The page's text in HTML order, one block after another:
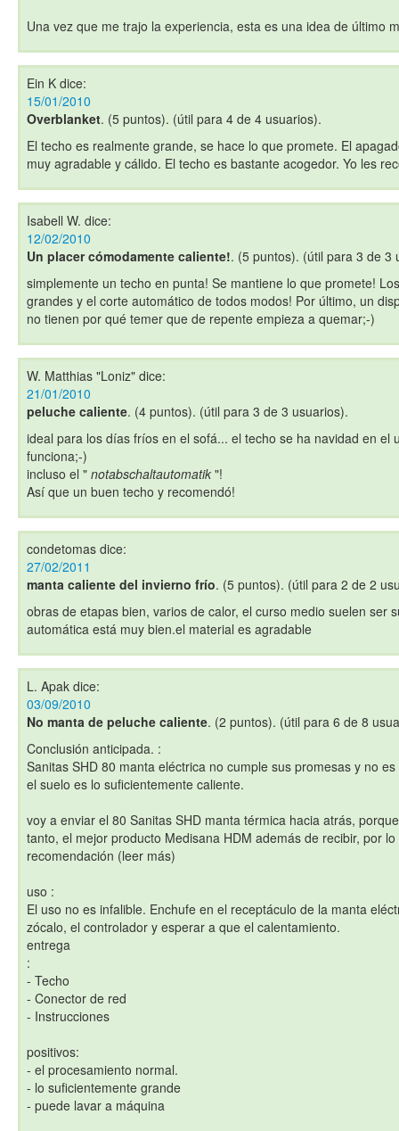
Una vez que me trajo la experiencia, esta es una idea de último
Ein K dice:
15/01/2010
Overblanket. (5 puntos). (útil para 4 de 4 usuarios).
El techo es realmente grande, se hace lo que promete. El
muy agradable y cálido. El techo es bastante acogedor. Yo les
Isabell W. dice:
12/02/2010
Un placer cómodamente caliente!. (5 puntos). (útil para 3 de 3
simplemente un techo en punta! Se mantiene lo que promete!
grandes y el corte automático de todos modos! Por último, un
no tienen por qué temer que de repente empieza a quemar;-)
W. Matthias "Loniz" dice:
21/01/2010
peluche caliente. (4 puntos). (útil para 3 de 3 usuarios).
ideal para los días fríos en el sofá... el techo se ha navidad en el
funciona;-)
incluso el " notabschaltautomatik "!
Así que un buen techo y recomendó!
condetomas dice:
27/02/2011
manta caliente del invierno frío. (5 puntos). (útil para 2 de 2
obras de etapas bien, varios de calor, el curso medio suelen ser
automática está muy bien.el material es agradable
L. Apak dice:
03/09/2010
No manta de peluche caliente. (2 puntos). (útil para 6 de 8
Conclusión anticipada. :
Sanitas SHD 80 manta eléctrica no cumple sus promesas y no
el suelo es lo suficientemente caliente.
voy a enviar el 80 Sanitas SHD manta térmica hacia atrás,
tanto, el mejor producto Medisana HDM además de recibir, por
recomendación (leer más)
uso :
El uso no es infalible. Enchufe en el receptáculo de la manta
zócalo, el controlador y esperar a que el calentamiento.
entrega
:
- Techo
- Conector de red
- Instrucciones
positivos:
- el procesamiento normal.
- lo suficientemente grande
- puede lavar a máquina